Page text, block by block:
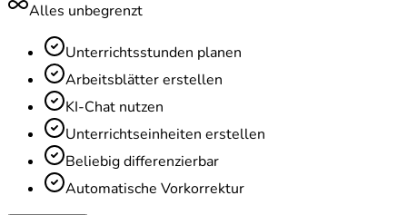
Alles unbegrenzt
Unterrichtsstunden planen
Arbeitsblätter erstellen
KI-Chat nutzen
Unterrichtseinheiten erstellen
Beliebig differenzierbar
Automatische Vorkorrektur